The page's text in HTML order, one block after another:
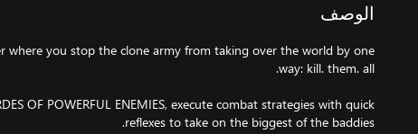
الوصف
where you stop the clone army from taking over the world by one
OF POWERFUL ENEMIES, execute combat strategies with quick